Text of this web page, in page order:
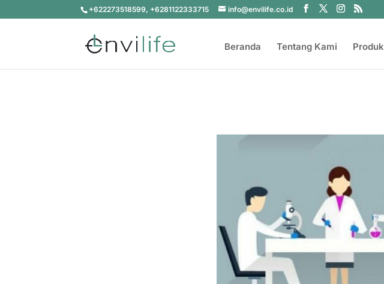
+622273518599, +6281122333715 info@envilife.co.id
Beranda Tentang Kami Produk